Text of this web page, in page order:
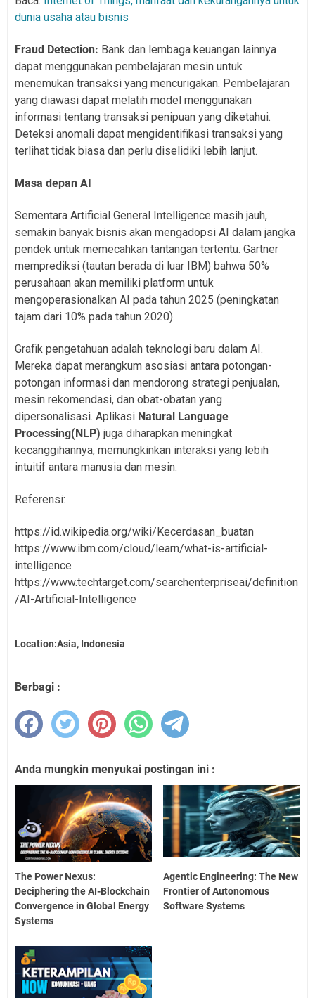
dunia usaha atau bisnis
Fraud Detection: Bank dan lembaga keuangan lainnya
dapat menggunakan pembelajaran mesin untuk
menemukan transaksi yang mencurigakan. Pembelajaran
yang diawasi dapat melatih model menggunakan
informasi tentang transaksi penipuan yang diketahui.
Deteksi anomali dapat mengidentifikasi transaksi yang
terlihat tidak biasa dan perlu diselidiki lebih lanjut.
Masa depan AI
Sementara Artificial General Intelligence masih jauh,
semakin banyak bisnis akan mengadopsi AI dalam jangka
pendek untuk memecahkan tantangan tertentu. Gartner
memprediksi (tautan berada di luar IBM) bahwa 50%
perusahaan akan memiliki platform untuk
mengoperasionalkan AI pada tahun 2025 (peningkatan
tajam dari 10% pada tahun 2020).
Grafik pengetahuan adalah teknologi baru dalam AI.
Mereka dapat merangkum asosiasi antara potongan-
potongan informasi dan mendorong strategi penjualan,
mesin rekomendasi, dan obat-obatan yang
dipersonalisasi. Aplikasi Natural Language
Processing(NLP) juga diharapkan meningkat
kecanggihannya, memungkinkan interaksi yang lebih
intuitif antara manusia dan mesin.
Referensi:
https://id.wikipedia.org/wiki/Kecerdasan_buatan
https://www.ibm.com/cloud/learn/what-is-artificial-
intelligence
https://www.techtarget.com/searchenterpriseai/definition
/AI-Artificial-Intelligence
Location:Asia, Indonesia
Berbagi :
Anda mungkin menyukai postingan ini :
The Power Nexus:
Deciphering the AI-Blockchain
Convergence in Global Energy
Systems
Agentic Engineering: The New
Frontier of Autonomous
Software Systems